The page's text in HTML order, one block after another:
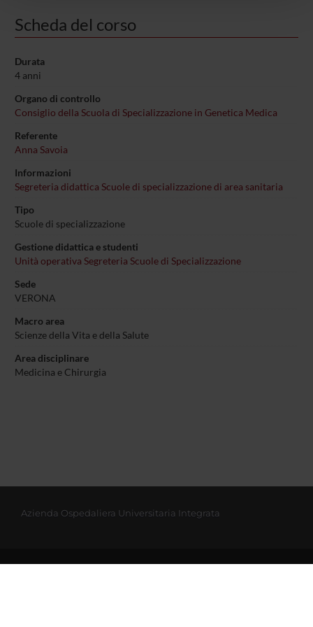
con altre informazioni che hai fornito loro o che hanno
raccolto dal tuo utilizzo dei loro servizi.
Scheda del corso
Durata
4 anni
Organo di controllo
Consiglio della Scuola di Specializzazione in Genetica Medica
Referente
Anna Savoia
Informazioni
Segreteria didattica Scuole di specializzazione di area sanitaria
Tipo
Scuole di specializzazione
Gestione didattica e studenti
Unità operativa Segreteria Scuole di Specializzazione
Sede
VERONA
Macro area
Scienze della Vita e della Salute
Area disciplinare
Medicina e Chirurgia
Azienda Ospedaliera Universitaria Integrata